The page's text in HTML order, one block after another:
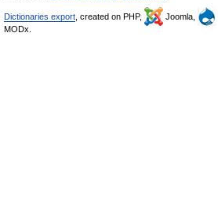
Dictionaries export , created on PHP, Joomla,
MODx.